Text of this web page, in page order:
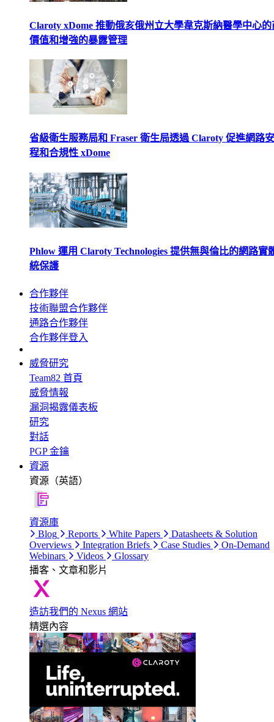
Claroty xDome 推動俄亥俄州立大學韋克斯納醫學中心的
價值和增強的暴露管理
省級衛生服務局和 Fraser 衛生局透過 Claroty 促進網路
程和合規性 xDome
Phlow 運用 Claroty Technologies 提供無與倫比的網路實
統保護
合作夥伴
技術聯盟合作夥伴
通路合作夥伴
合作夥伴登入
威脅研究
Team82 首頁
威脅情報
漏洞揭露儀表板
研究
對話
PGP 金鑰
資源
資源（英語）
資源庫
Blog
Reports White Papers
Datasheets & Solution
Overviews
Integration Briefs Case Studies
On-Demand
Webinars
Videos
Glossary
播客、文章和影片
造訪我們的 Nexus 網站
精選內容